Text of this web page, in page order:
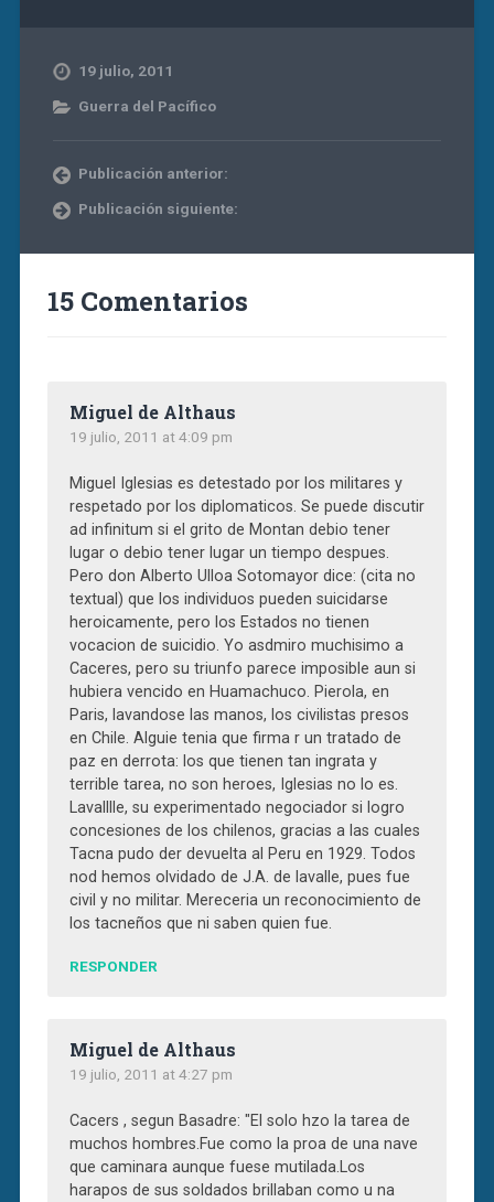
19 julio, 2011
Guerra del Pacífico
Publicación anterior:
Publicación siguiente:
15 Comentarios
Miguel de Althaus
19 julio, 2011 at 4:09 pm
Miguel Iglesias es detestado por los militares y
respetado por los diplomaticos. Se puede discutir
ad infinitum si el grito de Montan debio tener
lugar o debio tener lugar un tiempo despues.
Pero don Alberto Ulloa Sotomayor dice: (cita no
textual) que los individuos pueden suicidarse
heroicamente, pero los Estados no tienen
vocacion de suicidio. Yo asdmiro muchisimo a
Caceres, pero su triunfo parece imposible aun si
hubiera vencido en Huamachuco. Pierola, en
Paris, lavandose las manos, los civilistas presos
en Chile. Alguie tenia que firma r un tratado de
paz en derrota: los que tienen tan ingrata y
terrible tarea, no son heroes, Iglesias no lo es.
Lavalllle, su experimentado negociador si logro
concesiones de los chilenos, gracias a las cuales
Tacna pudo der devuelta al Peru en 1929. Todos
nod hemos olvidado de J.A. de lavalle, pues fue
civil y no militar. Mereceria un reconocimiento de
los tacneños que ni saben quien fue.
RESPONDER
Miguel de Althaus
19 julio, 2011 at 4:27 pm
Cacers , segun Basadre: "El solo hzo la tarea de
muchos hombres.Fue como la proa de una nave
que caminara aunque fuese mutilada.Los
harapos de sus soldados brillaban como u na